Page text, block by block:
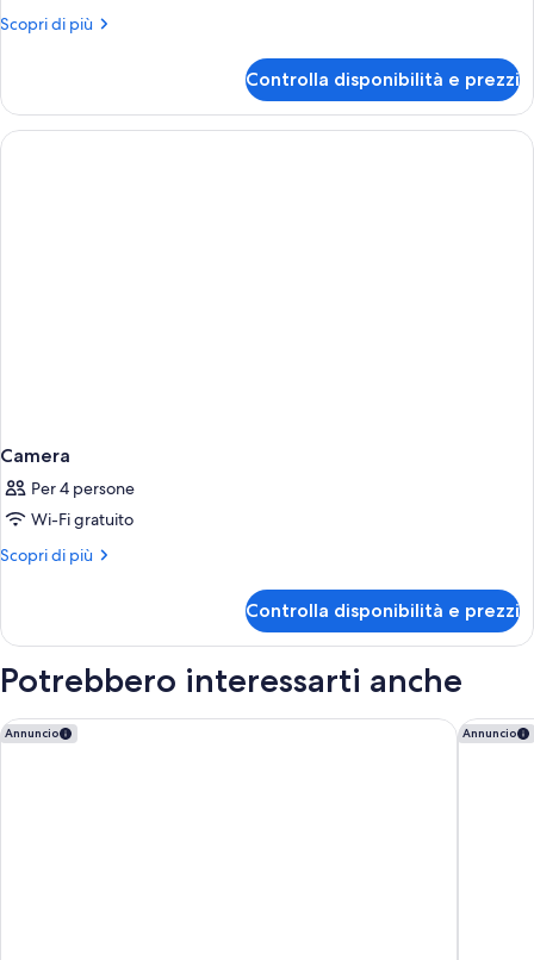
Scopri di più
Altri
Controlla disponibilità e prezzi
Camera
Per 4 persone
Wi-Fi gratuito
Scopri di più
Altri
Controlla disponibilità e prezzi
Potrebbero interessarti anche
Annuncio
Hotel Aragon Annuncio
NH